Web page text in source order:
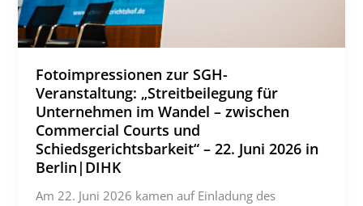
Fotoimpressionen zur SGH-
Veranstaltung: „Streitbeilegung für
Unternehmen im Wandel – zwischen
Commercial Courts und
Schiedsgerichtsbarkeit“ – 22. Juni 2026 in
Berlin|DIHK
Am 22. Juni 2026 kamen auf Einladung des